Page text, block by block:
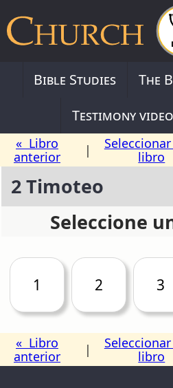
Bible Studies The
Testimony
« Libro
anterior
|
libro
2 Timoteo
Seleccione
1 2 3
« Libro
anterior
|
libro